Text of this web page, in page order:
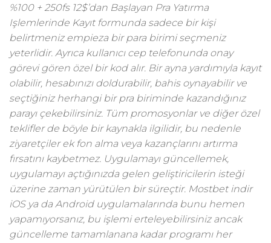
%100 + 250fs 12$’dan Başlayan Pra Yatırma
Işlemlerinde Kayıt formunda sadece bir kişi
belirtmeniz empieza bir para birimi seçmeniz
yeterlidir. Ayrıca kullanıcı cep telefonunda onay
görevi gören özel bir kod alır. Bir ayna yardımıyla kayıt
olabilir, hesabınızı doldurabilir, bahis oynayabilir ve
seçtiğiniz herhangi bir pra biriminde kazandığınız
parayı çekebilirsiniz. Tüm promosyonlar ve diğer özel
teklifler de böyle bir kaynakla ilgilidir, bu nedenle
ziyaretçiler ek fon alma veya kazançlarını artırma
fırsatını kaybetmez. Uygulamayı güncellemek,
uygulamayı açtığınızda gelen geliştiricilerin isteği
üzerine zaman yürütülen bir süreçtir. Mostbet indir
iOS ya da Android uygulamalarında bunu hemen
yapamıyorsanız, bu işlemi erteleyebilirsiniz ancak
güncelleme tamamlanana kadar programı her